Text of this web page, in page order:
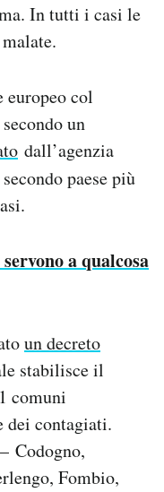
In tutti i casi le
europeo col
un
dall’agenzia
paese più
a qualcosa
un decreto
stabilisce il
comuni
dei contagiati.
Codogno,
Fombio,